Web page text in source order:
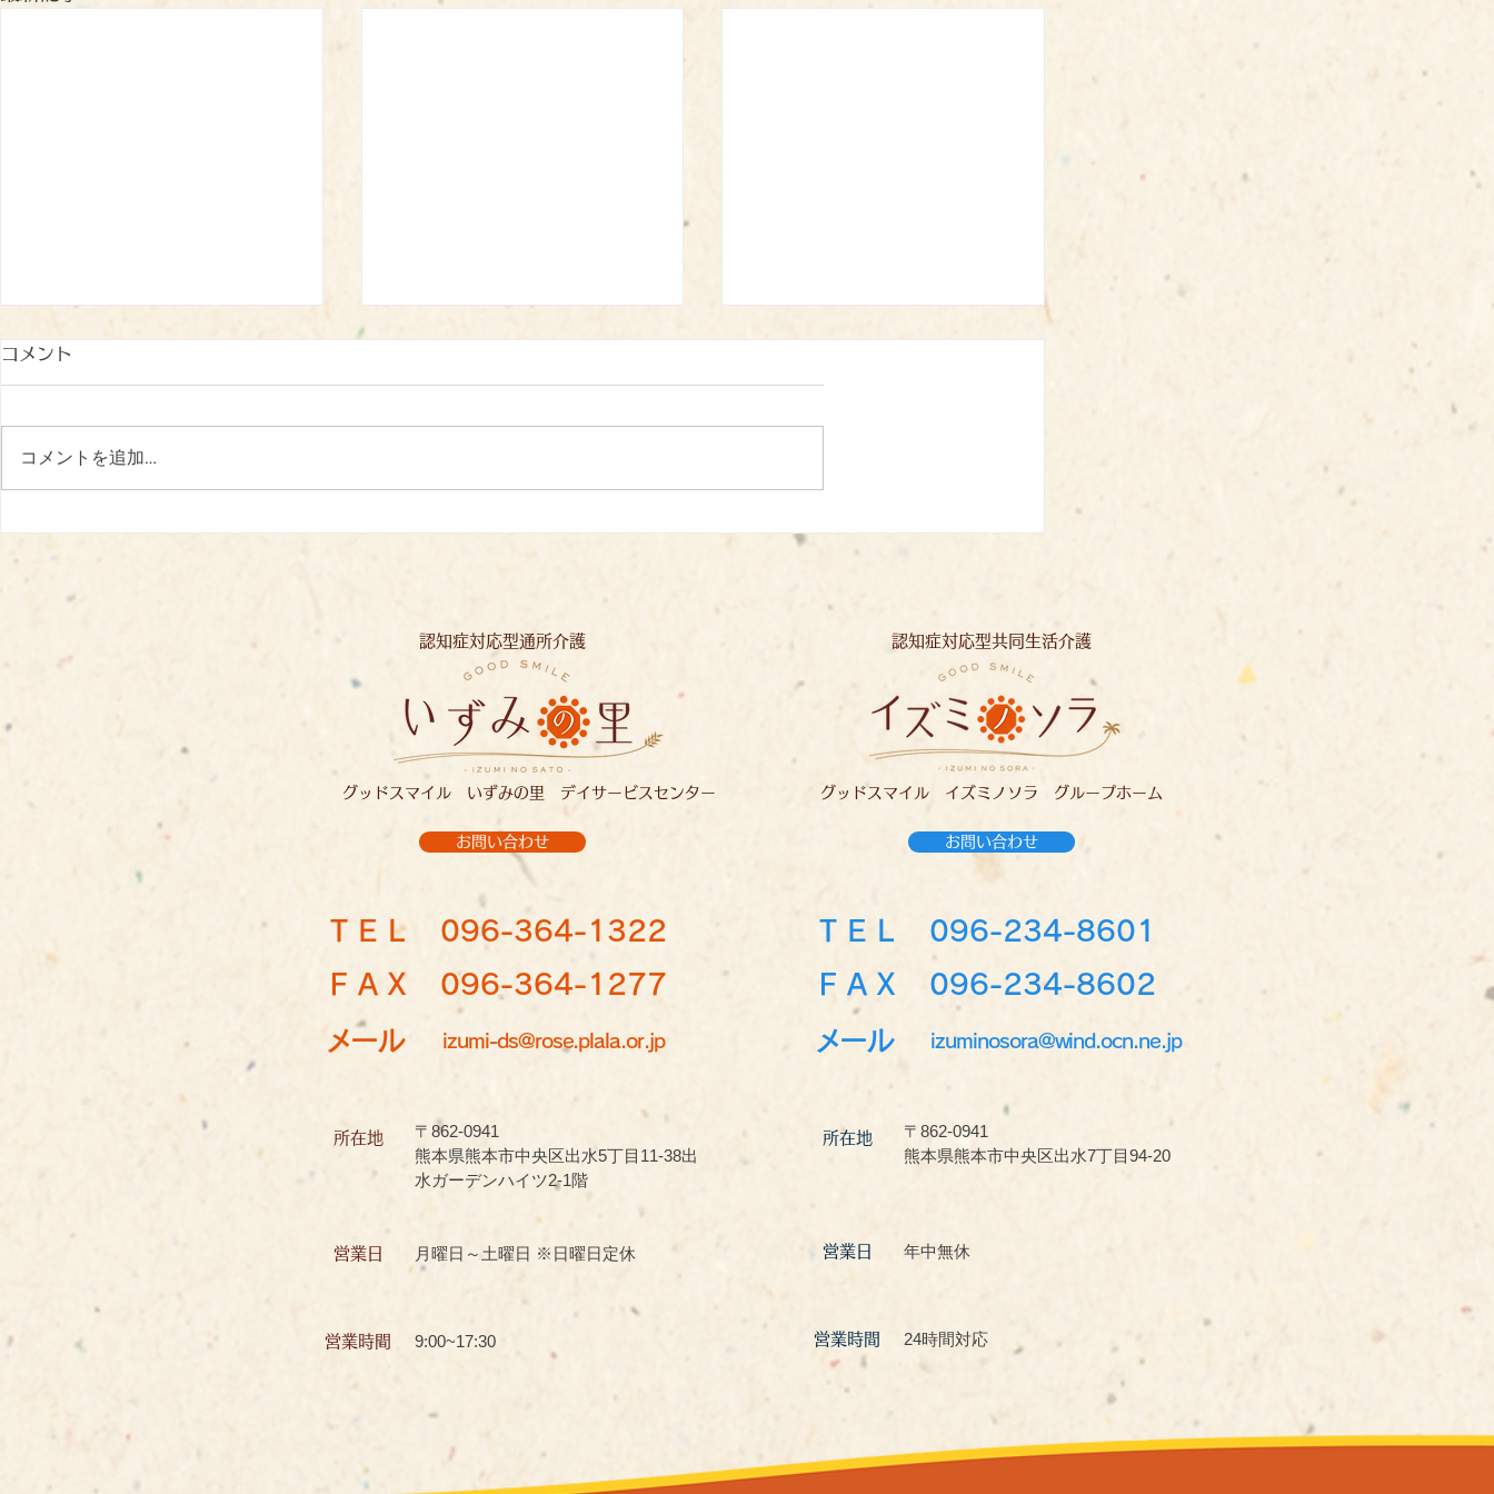
母の日：イズミノソラ
コメント
コメントを追加…
認知症対応型通所介護
グッドスマイル いずみの里 デイサービスセンター
お問い合わせ
ＴＥＬ 096-364-1322
ＦＡＸ 096-364-1277
メール
izumi-ds@rose.plala.or.jp
所在地
〒862-0941
熊本県熊本市中央区出水5丁目11-38出
水ガーデンハイツ2-1階
営業日 月曜日～土曜日 ※日曜日定休
営業時間 9:00~17:30
認知症対応型共同生活介護
グッドスマイル イズミノソラ グループホーム
お問い合わせ
ＴＥＬ 096-234-8601
ＦＡＸ 096-234-8602
メール
izuminosora@wind.ocn.ne.jp
所在地
〒862-0941
熊本県熊本市中央区出水7丁目94-20
営業日 年中無休
営業時間 24時間対応